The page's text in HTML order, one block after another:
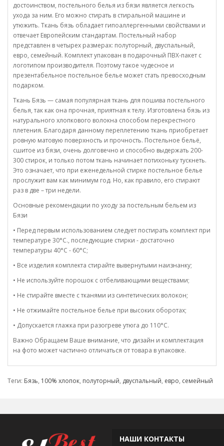
достоинством, постельного белья из бязи является легкость
ухода за ним. Его можно стирать в стиральной машине и
утюжить. Ткань бязь обладает гипоаллергенными свойствами и
отвечает Европейским стандартам. Постельный набор
представлен в четырех размерах: полуторный, двуспальный,
евро, семейный. Комплект упакован в подарочный ПВХ-пакет с
логотипом производителя. Поэтому такое чудесное и
презентабельное постельное белье может стать превосходным
подарком.
Ткань Бязь — самая популярная ткань для пошива постельного
белья, так как она прочная, приятная к телу. Изготовлена бязь из
натурального хлопкового волокна способом перекрестного
плетения. Благодаря данному переплетению ткань приобретает
ровную матовую поверхность и прочность. Постельное бельё,
сшитое из бязи, очень долговечно и способно выдержать 200-
300 стирок, и только потом ткань начинает потихоньку тускнеть.
Это означает, что при еженедельной стирке постельное белье
прослужит вам как минимум год. Но, как правило, его стирают
раз в две – три недели.
Основные рекомендации по уходу за постельным бельем из
Бязи
• Перед первым использованием следует постирать комплект при
температуре 30°C., последующие стирки - достаточно
температуры 40°C - 60°C;
• Все изделия комплекта стирайте вывернутыми наизнанку;
• Не используйте порошок с отбеливающими веществами;
• Не стирайте вместе с тканями из синтетических волокон;
• Не отжимайте постельное белье при высоких оборотах;
• Допускается глажка при разогреве утюга до 110°C.
Важно Обращаем Ваше внимание, что дизайн и комплектация
на фото может частично отличаться от товара в упаковке.
Теги: Бязь, 100% хлопок, полуторный, двуспальный, евро, семейный
НАШИ КОНТАКТЫ